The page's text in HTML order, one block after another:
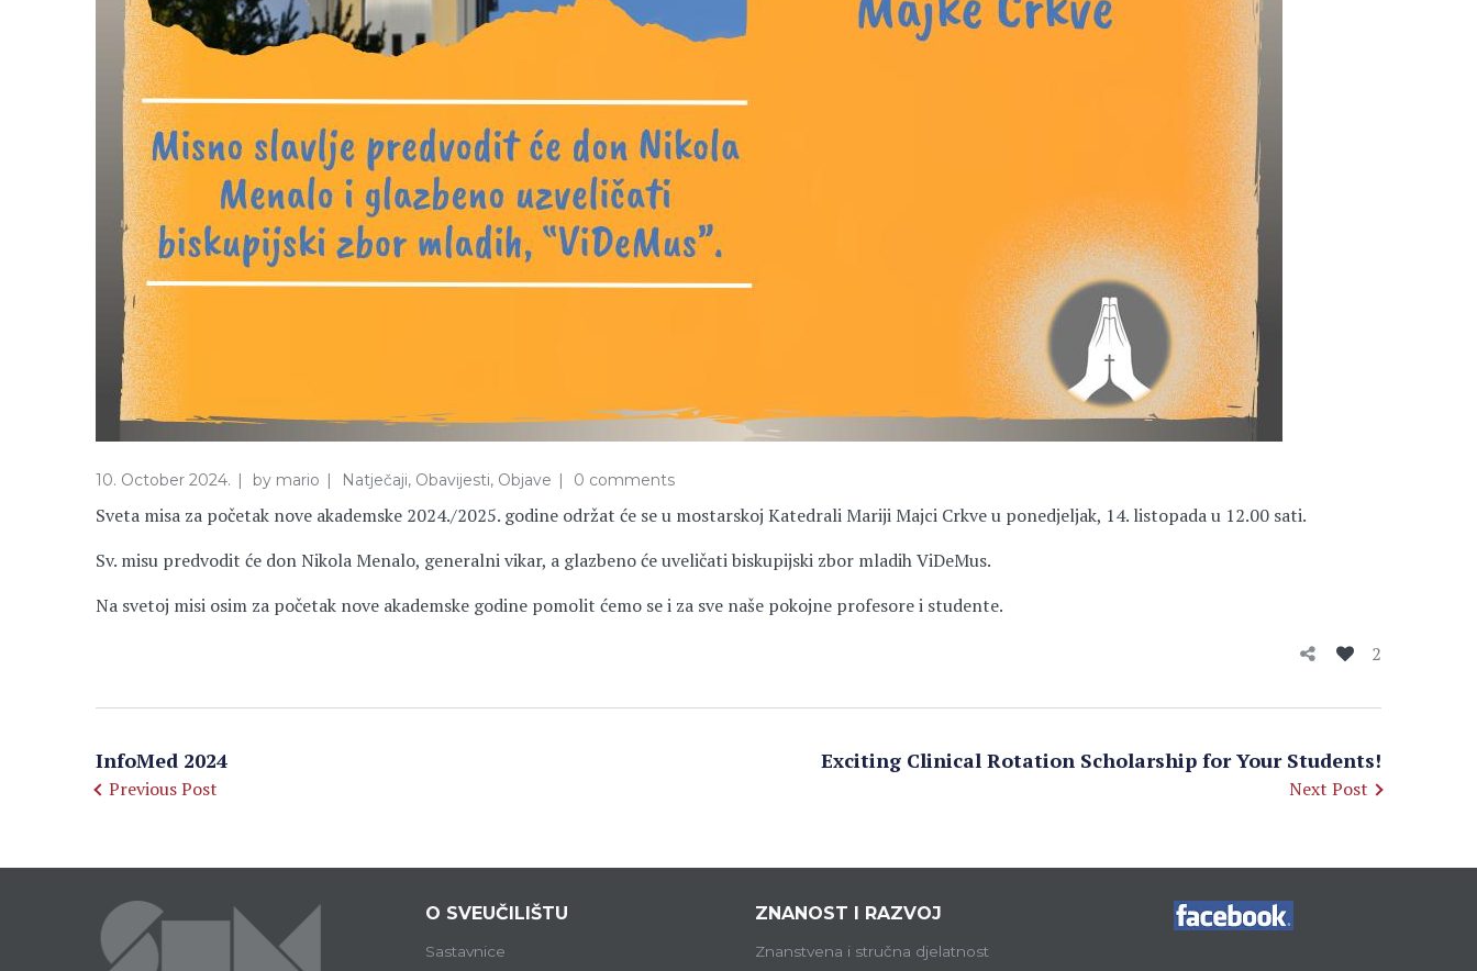
10. October 2024. by mario Natječaji, Obavijesti, Objave 0 comments
Sveta misa za početak nove akademske 2024./2025. godine održat će se u mostarskoj Katedrali Mariji Majci Crkve u ponedjeljak, 14. listopada u 12.00 sati.
Sv. misu predvodit će don Nikola Menalo, generalni vikar, a glazbeno će uveličati biskupijski zbor mladih ViDeMus.
Na svetoj misi osim za početak nove akademske godine pomolit ćemo se i za sve naše pokojne profesore i studente.
2
InfoMed 2024
Previous Post
Exciting Clinical Rotation Scholarship for Your Students!
Next Post
O SVEUČILIŠTU
Sastavnice
ZNANOST I RAZVOJ
Znanstvena i stručna djelatnost